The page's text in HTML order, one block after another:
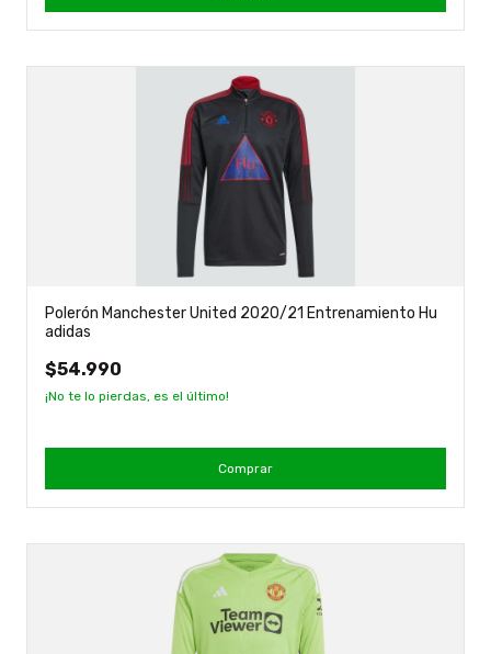
Polerón Manchester United 2020/21 Entrenamiento Hu
adidas
$54.990
¡No te lo pierdas, es el último!
Comprar